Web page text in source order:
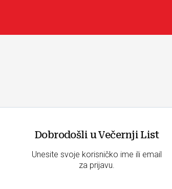
Dobrodošli u Večernji List
Unesite svoje korisničko ime ili email
za prijavu.